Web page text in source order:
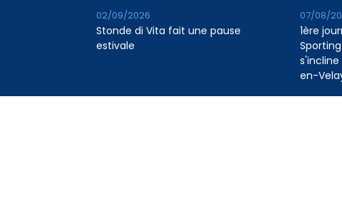
Stonde di Vita fait une pause
estivale
02/09/2026
1ère
en-
07/08/